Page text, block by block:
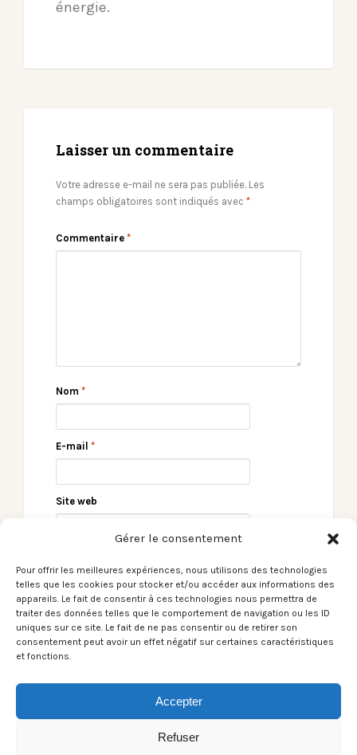
Gérer le consentement
Pour offrir les meilleures expériences, nous utilisons des technologies
telles que les cookies pour stocker et/ou accéder aux informations des
appareils. Le fait de consentir à ces technologies nous permettra de
traiter des données telles que le comportement de navigation ou les ID
uniques sur ce site. Le fait de ne pas consentir ou de retirer son
consentement peut avoir un effet négatif sur certaines caractéristiques
et fonctions.
Accepter
Refuser
énergie.
Laisser un commentaire
Votre adresse e-mail ne sera pas publiée. Les
champs obligatoires sont indiqués avec *
Commentaire *
Nom *
E-mail *
Site web
J.E. Sunde / Stop
← [du Son sans blabla]
Kaÿcie / Moon